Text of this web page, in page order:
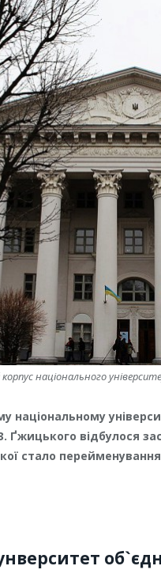
національного
національному
З. Ґжицького відбулося
стало